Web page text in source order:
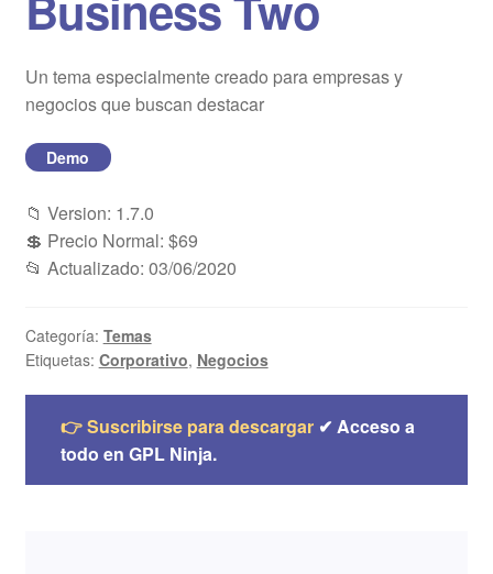
Blog
Mi cuenta
Un tema especialmente creado para empresas y
negocios que buscan destacar
Demo
📁 Version: 1.7.0
💲 Precio Normal: $69
📂 Actualizado: 03/06/2020
Categoría: Temas
Etiquetas: Corporativo, Negocios
👉 Suscribirse para descargar✔ Acceso a
todo en GPL Ninja.